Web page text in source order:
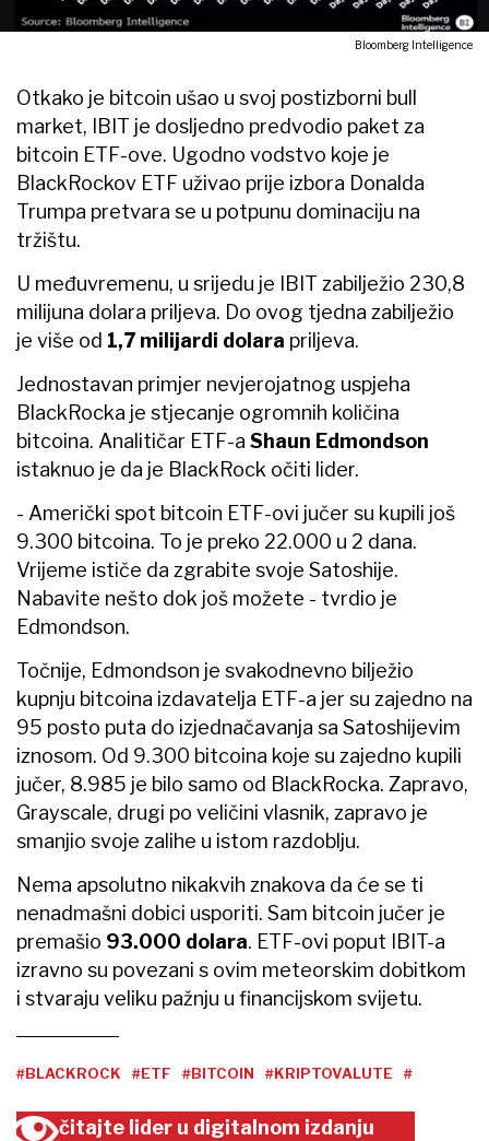
Bloomberg Intelligence
Otkako je bitcoin ušao u svoj postizborni bull
market, IBIT je dosljedno predvodio paket za
bitcoin ETF-ove. Ugodno vodstvo koje je
BlackRockov ETF uživao prije izbora Donalda
Trumpa pretvara se u potpunu dominaciju na
tržištu.
U međuvremenu, u srijedu je IBIT zabilježio 230,8
milijuna dolara priljeva. Do ovog tjedna zabilježio
je više od 1,7 milijardi dolara priljeva.
Jednostavan primjer nevjerojatnog uspjeha
BlackRocka je stjecanje ogromnih količina
bitcoina. Analitičar ETF-a Shaun Edmondson
istaknuo je da je BlackRock očiti lider.
- Američki spot bitcoin ETF-ovi jučer su kupili još
9.300 bitcoina. To je preko 22.000 u 2 dana.
Vrijeme ističe da zgrabite svoje Satoshije.
Nabavite nešto dok još možete - tvrdio je
Edmondson.
Točnije, Edmondson je svakodnevno bilježio
kupnju bitcoina izdavatelja ETF-a jer su zajedno na
95 posto puta do izjednačavanja sa Satoshijevim
iznosom. Od 9.300 bitcoina koje su zajedno kupili
jučer, 8.985 je bilo samo od BlackRocka. Zapravo,
Grayscale, drugi po veličini vlasnik, zapravo je
smanjio svoje zalihe u istom razdoblju.
Nema apsolutno nikakvih znakova da će se ti
nenadmašni dobici usporiti. Sam bitcoin jučer je
premašio 93.000 dolara. ETF-ovi poput IBIT-a
izravno su povezani s ovim meteorskim dobitkom
i stvaraju veliku pažnju u financijskom svijetu.
#BLACKROCK #ETF #BITCOIN #KRIPTOVALUTE #
čitajte lider u digitalnom izdanju